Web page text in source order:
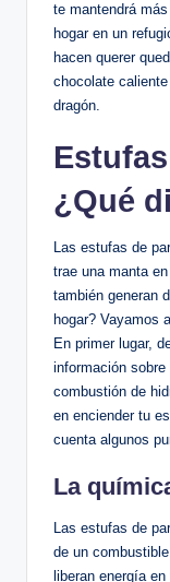
te mantendrá
hogar en un
hacen querer
chocolate
dragón.
¿Qué
Las estufas de
trae una manta
también generan
hogar? Vayamos
En primer lugar,
información
combustión⁣ de
en enciender tu
cuenta ⁣algunos
La
Las⁤ estufas‌ de
de un
liberan energía